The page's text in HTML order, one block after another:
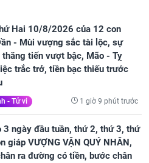
Hai 10/8/2026 của 12 con
- Mùi vượng sắc tài lộc, sự
thăng tiến vượt bậc, Mão - Tỵ
trắc trở, tiền bạc thiếu trước
- Tử vi 1 giờ 9 phút trước
3 ngày đầu tuần, thứ 2, thứ 3, thứ
giáp VƯỢNG VẬN QUÝ NHÂN,
ra đường có tiền, bước chân